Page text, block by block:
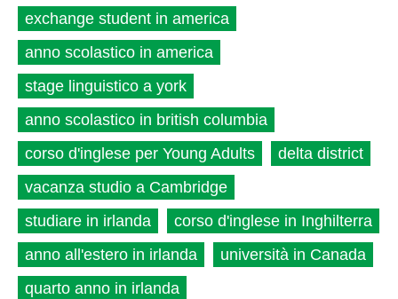
exchange student in america
anno scolastico in america
stage linguistico a york
anno scolastico in british columbia
corso d'inglese per Young Adults
delta district
vacanza studio a Cambridge
studiare in irlanda
corso d'inglese in Inghilterra
anno all'estero in irlanda
università in Canada
quarto anno in irlanda